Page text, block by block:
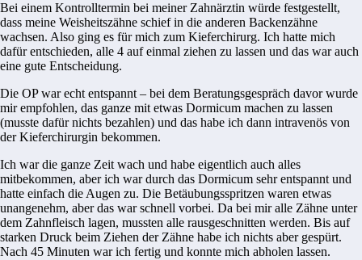
Bei einem Kontrolltermin bei meiner Zahnärztin würde festgestellt,
dass meine Weisheitszähne schief in die anderen Backenzähne
wachsen. Also ging es für mich zum Kieferchirurg. Ich hatte mich
dafür entschieden, alle 4 auf einmal ziehen zu lassen und das war auch
eine gute Entscheidung.
Die OP war echt entspannt – bei dem Beratungsgespräch davor wurde
mir empfohlen, das ganze mit etwas Dormicum machen zu lassen
(musste dafür nichts bezahlen) und das habe ich dann intravenös von
der Kieferchirurgin bekommen.
Ich war die ganze Zeit wach und habe eigentlich auch alles
mitbekommen, aber ich war durch das Dormicum sehr entspannt und
hatte einfach die Augen zu. Die Betäubungsspritzen waren etwas
unangenehm, aber das war schnell vorbei. Da bei mir alle Zähne unter
dem Zahnfleisch lagen, mussten alle rausgeschnitten werden. Bis auf
starken Druck beim Ziehen der Zähne habe ich nichts aber gespürt.
Nach 45 Minuten war ich fertig und konnte mich abholen lassen.